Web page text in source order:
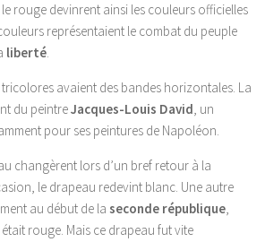
le rouge devinrent ainsi les couleurs officielles
représentaient le combat du peuple
liberté.
avaient des bandes horizontales. La
du peintreJacques-Louis David, un
pour ses peintures de Napoléon.
changèrent lors d’un bref retour à la
le drapeau redevint blanc. Une autre
au début de la seconde république,
rouge. Mais ce drapeau fut vite